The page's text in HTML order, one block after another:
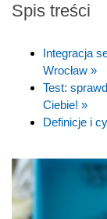
Spis treści
Integracja
Wrocław »
Test:
Ciebie! »
Definicje i